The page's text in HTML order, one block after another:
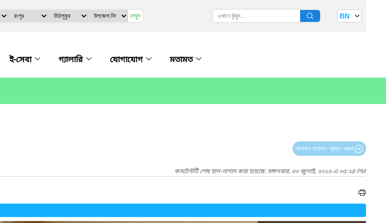
দেখুন BN
ই-সেবা গ্যালারি যোগাযোগ মতামত
আপনার মতামত প্রদান করুন
কনটেন্টটি শেষ হাল-নাগাদ করা হয়েছে: মঙ্গলবার, ৩০ জুলাই, ২০১৩ এ ০৫:২৪ PM